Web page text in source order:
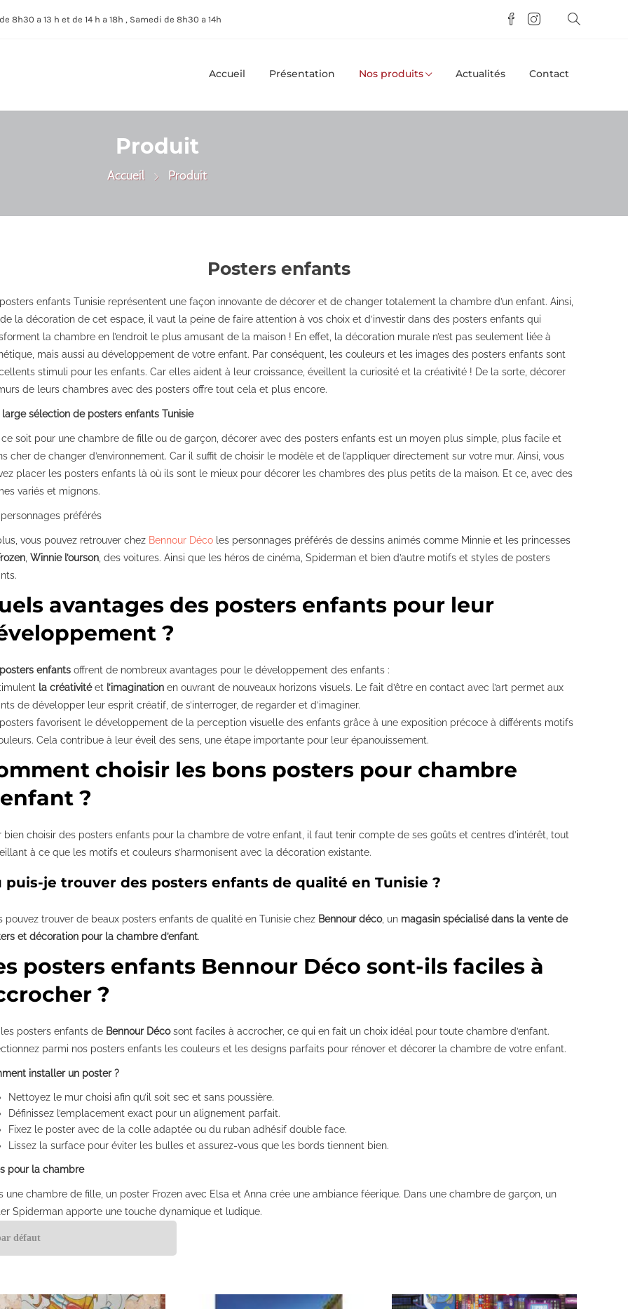
8h30 a 13 h et de 14 h a 18h , Samedi de 8h30 a 14h
Accueil Présentation Nos produits Actualités Contact
Produit
Accueil Produit
Posters enfants
enfants Tunisie représentent une façon innovante de décorer et de changer totalement la chambre d’un enfant. Ainsi,
la décoration de cet espace, il vaut la peine de faire attention à vos choix et d’investir dans des posters enfants qui
la chambre en l’endroit le plus amusant de la maison ! En effet, la décoration murale n’est pas seulement liée à
mais aussi au développement de votre enfant. Par conséquent, les couleurs et les images des posters enfants sont
stimuli pour les enfants. Car elles aident à leur croissance, éveillent la curiosité et la créativité ! De la sorte, décorer
de leurs chambres avec des posters offre tout cela et plus encore.
large sélection de posters enfants Tunisie
ce soit pour une chambre de fille ou de garçon, décorer avec des posters enfants est un moyen plus simple, plus facile et
cher de changer d’environnement. Car il suffit de choisir le modèle et de l’appliquer directement sur votre mur. Ainsi, vous
placer les posters enfants là où ils sont le mieux pour décorer les chambres des plus petits de la maison. Et ce, avec des
variés et mignons.
préférés
vous pouvez retrouver chez Bennour Déco les personnages préférés de dessins animés comme Minnie et les princesses
Winnie l’ourson , des voitures. Ainsi que les héros de cinéma, Spiderman et bien d’autre motifs et styles de posters
avantages des posters enfants pour leur
?
enfants offrent de nombreux avantages pour le développement des enfants :
la créativitéet l’imagination en ouvrant de nouveaux horizons visuels. Le fait d’être en contact avec l’art permet aux
de développer leur esprit créatif, de s’interroger, de regarder et d’imaginer.
favorisent le développement de la perception visuelle des enfants grâce à une exposition précoce à différents motifs
Cela contribue à leur éveil des sens, une étape importante pour leur épanouissement.
choisir les bons posters pour chambre
?
bien choisir des posters enfants pour la chambre de votre enfant, il faut tenir compte de ses goûts et centres d’intérêt, tout
à ce que les motifs et couleurs s’harmonisent avec la décoration existante.
puis-je trouver des posters enfants de qualité en Tunisie ?
pouvez trouver de beaux posters enfants de qualité en Tunisie chez Bennour déco, un magasin spécialisé dans la vente de
et décoration pour la chambre d’enfant.
posters enfants Bennour Déco sont-ils faciles à
?
les posters enfants de Bennour Décosont faciles à accrocher, ce qui en fait un choix idéal pour toute chambre d’enfant.
parmi nos posters enfants les couleurs et les designs parfaits pour rénover et décorer la chambre de votre enfant.
installer un poster ?
Nettoyez le mur choisi afin qu’il soit sec et sans poussière.
Définissez l’emplacement exact pour un alignement parfait.
Fixez le poster avec de la colle adaptée ou du ruban adhésif double face.
Lissez la surface pour éviter les bulles et assurez-vous que les bords tiennent bien.
pour la chambre
une chambre de fille, un poster Frozen avec Elsa et Anna crée une ambiance féerique. Dans une chambre de garçon, un
Spiderman apporte une touche dynamique et ludique.